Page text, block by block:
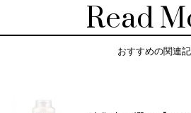
Read
おすすめの関連